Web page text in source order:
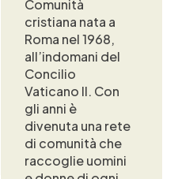
Comunità
cristiana nata a
Roma nel 1968,
all’indomani del
Concilio
Vaticano II. Con
gli anni è
divenuta una rete
di comunità che
raccoglie uomini